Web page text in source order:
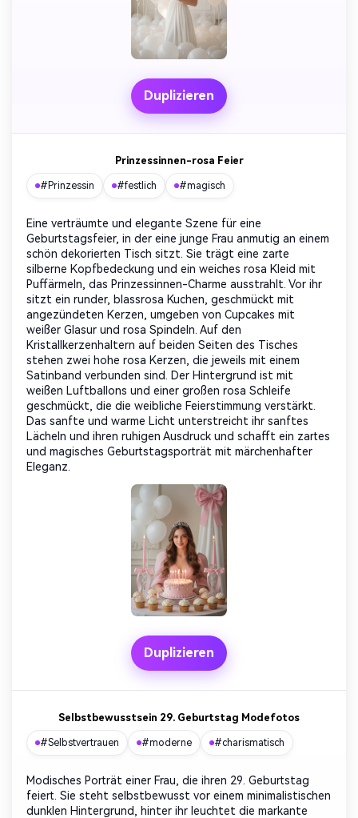
Duplizieren
Prinzessinnen-rosa Feier
#Prinzessin #festlich #magisch
Eine verträumte und elegante Szene für eine
Geburtstagsfeier, in der eine junge Frau anmutig an einem
schön dekorierten Tisch sitzt. Sie trägt eine zarte
silberne Kopfbedeckung und ein weiches rosa Kleid mit
Puffärmeln, das Prinzessinnen-Charme ausstrahlt. Vor ihr
sitzt ein runder, blassrosa Kuchen, geschmückt mit
angezündeten Kerzen, umgeben von Cupcakes mit
weißer Glasur und rosa Spindeln. Auf den
Kristallkerzenhaltern auf beiden Seiten des Tisches
stehen zwei hohe rosa Kerzen, die jeweils mit einem
Satinband verbunden sind. Der Hintergrund ist mit
weißen Luftballons und einer großen rosa Schleife
geschmückt, die die weibliche Feierstimmung verstärkt.
Das sanfte und warme Licht unterstreicht ihr sanftes
Lächeln und ihren ruhigen Ausdruck und schafft ein zartes
und magisches Geburtstagsporträt mit märchenhafter
Eleganz.
Duplizieren
Selbstbewusstsein 29. Geburtstag Modefotos
#Selbstvertrauen #moderne #charismatisch
Modisches Porträt einer Frau, die ihren 29. Geburtstag
feiert. Sie steht selbstbewusst vor einem minimalistischen
dunklen Hintergrund, hinter ihr leuchtet die markante